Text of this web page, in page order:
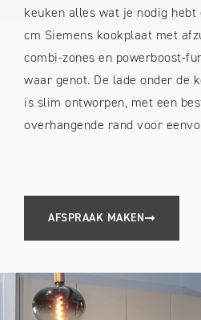
keuken alles wat je nodig hebt
cm Siemens kookplaat met
combi-zones en powerboost-
waar genot. De lade onder de
is slim ontworpen, met een
overhangende rand voor
AFSPRAAK MAKEN